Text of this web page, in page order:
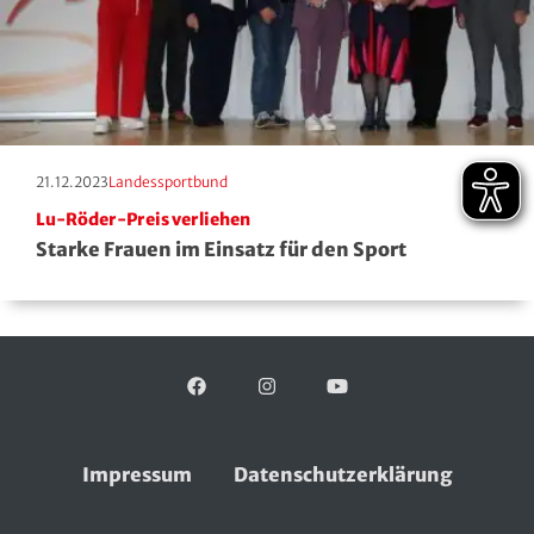
Erscheinungstag:
21.12.2023
Kategorie: Landessportbund
Lu-Röder-Preis verliehen
Starke Frauen im Einsatz für den Sport
Folgen Sie uns auf:
FacebookInstagramYouTube
Impressum Datenschutzerklärung